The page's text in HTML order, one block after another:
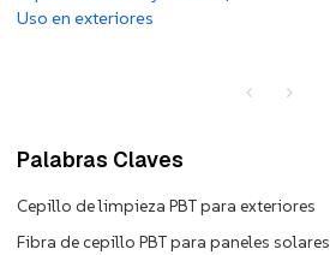
Uso en exteriores
Palabras Claves
Cepillo de limpieza PBT para exteriores
Fibra de cepillo PBT para paneles solares